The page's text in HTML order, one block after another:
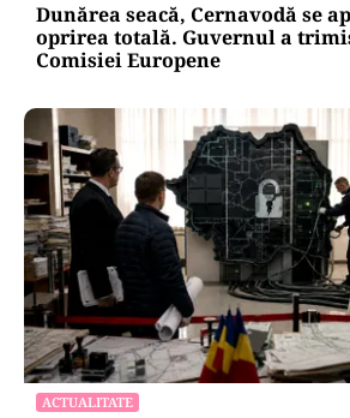
Dunărea seacă, Cernavodă se
oprirea totală. Guvernul a
Comisiei Europene
ACTUALITATE